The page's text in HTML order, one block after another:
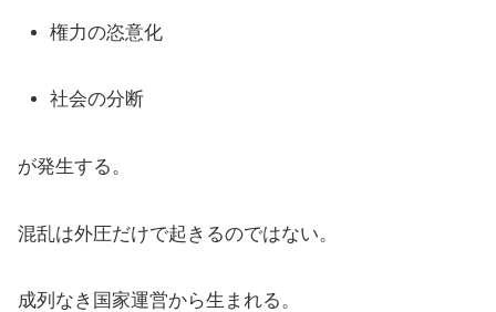
権力の恣意化
社会の分断
が発生する。
混乱は外圧だけで起きるのではない。
成列なき国家運営から生まれる。